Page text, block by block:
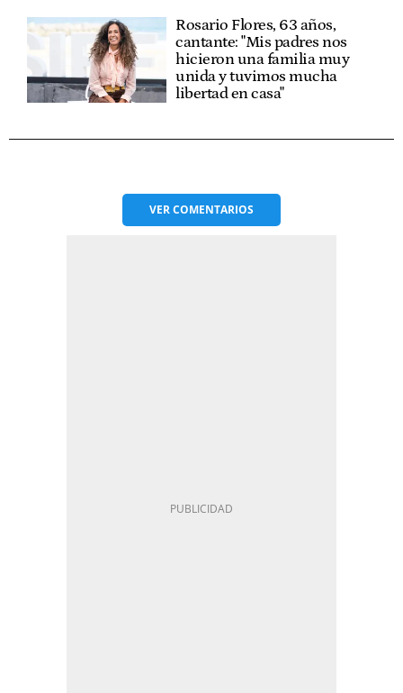
Rosario Flores, 63 años,
cantante: "Mis padres nos
hicieron una familia muy
unida y tuvimos mucha
libertad en casa"
VERCOMENTARIOS